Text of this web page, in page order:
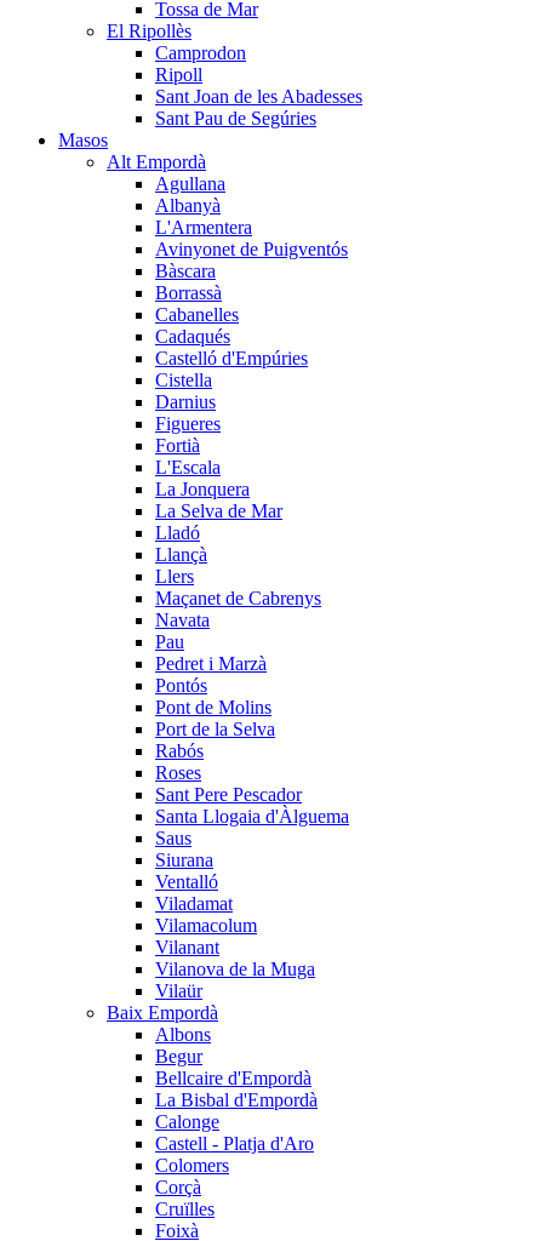
Tossa de Mar
El Ripollès
Camprodon
Ripoll
Sant Joan de les Abadesses
Sant Pau de Segúries
Masos
Alt Empordà
Agullana
Albanyà
L'Armentera
Avinyonet de Puigventós
Bàscara
Borrassà
Cabanelles
Cadaqués
Castelló d'Empúries
Cistella
Darnius
Figueres
Fortià
L'Escala
La Jonquera
La Selva de Mar
Lladó
Llançà
Llers
Maçanet de Cabrenys
Navata
Pau
Pedret i Marzà
Pontós
Pont de Molins
Port de la Selva
Rabós
Roses
Sant Pere Pescador
Santa Llogaia d'Àlguema
Saus
Siurana
Ventalló
Viladamat
Vilamacolum
Vilanant
Vilanova de la Muga
Vilaür
Baix Empordà
Albons
Begur
Bellcaire d'Empordà
La Bisbal d'Empordà
Calonge
Castell - Platja d'Aro
Colomers
Corçà
Cruïlles
Foixà